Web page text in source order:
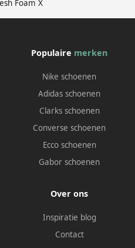
Foam X
Populaire merken
Nike schoenen
Adidas schoenen
Clarks schoenen
Converse schoenen
Ecco schoenen
Gabor schoenen
Over ons
Inspiratie blog
Contact